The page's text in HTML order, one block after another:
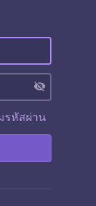
visibility_off
รหัสผ่าน